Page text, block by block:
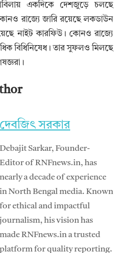
একদিকে দেশজুড়ে চলছে
রাজ্যে জারি রয়েছে লকডাউন
নাইট কারফিউ। কোনও রাজ্যে
বিধিনিষেধ। তার সুফলও মিলছে
দেবজিৎ সরকার
Debajit Sarkar, Founder-
Editor of RNFnews.in, has
nearly a decade of experience
in North Bengal media. Known
for ethical and impactful
journalism, his vision has
made RNFnews.in a trusted
platform for quality reporting.